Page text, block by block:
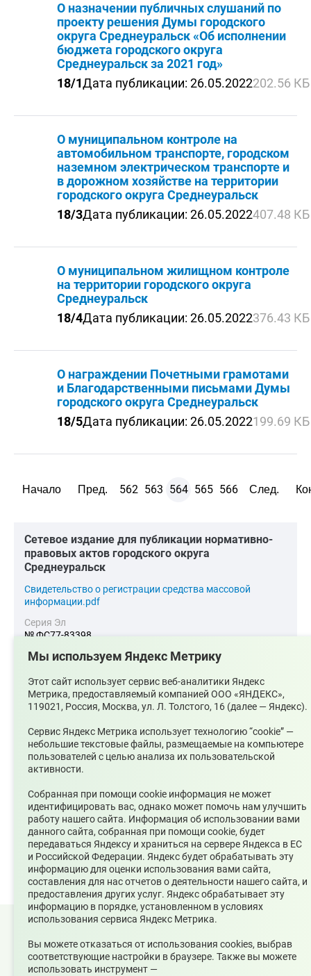
городского округа Среднеуральск
О назначении публичных слушаний по
проекту решения Думы городского
округа Среднеуральск «Об исполнении
бюджета городского округа
Среднеуральск за 2021 год»
18/1Дата публикации: 26.05.2022202.56 КБ
О муниципальном контроле на
автомобильном транспорте, городском
наземном электрическом транспорте и
в дорожном хозяйстве на территории
городского округа Среднеуральск
18/3Дата публикации: 26.05.2022407.48 КБ
О муниципальном жилищном контроле
на территории городского округа
Среднеуральск
18/4Дата публикации: 26.05.2022376.43 КБ
О награждении Почетными грамотами
и Благодарственными письмами Думы
городского округа Среднеуральск
18/5Дата публикации: 26.05.2022199.69 КБ
Начало Пред. 562 563 564 565 566 След.
Cетевое издание для публикации нормативно-
правовых актов городского округа
Среднеуральск
Cвидетельство о регистрации средства массовой
информации.pdf
Серия Эл
№ ФС77-83398
Главный редактор
Адрес электронной почты
upsopablik@mail.ru
+7(34368)7-56-27
Учредитель издания
Муниципальное казенное учреждение «Управление по
Среднеуральск
Зарегистрирован
Федеральной службой по надзору в сфере связи,
информационных технологий и массовых коммуникаций
(Роскомнадзор) 10 июня 2022 г.
Мы используем Яндекс Метрику
Этот сайт использует сервис веб-аналитики Яндекс
Метрика, предоставляемый компанией ООО «ЯНДЕКС»,
119021, Россия, Москва, ул. Л. Толстого, 16 (далее — Яндекс).
Сервис Яндекс Метрика использует технологию “cookie” —
небольшие текстовые файлы, размещаемые на компьютере
пользователей с целью анализа их пользовательской
активности.
Собранная при помощи cookie информация не может
идентифицировать вас, однако может помочь нам улучшить
работу нашего сайта. Информация об использовании вами
данного сайта, собранная при помощи cookie, будет
передаваться Яндексу и храниться на сервере Яндекса в ЕС
и Российской Федерации. Яндекс будет обрабатывать эту
информацию для оценки использования вами сайта,
составления для нас отчетов о деятельности нашего сайта, и
предоставления других услуг. Яндекс обрабатывает эту
информацию в порядке, установленном в условиях
использования сервиса Яндекс Метрика.
Вы можете отказаться от использования cookies, выбрав
соответствующие настройки в браузере. Также вы можете
использовать инструмент —
Среднеуральск Свердловской области
Карта сайта
Архив